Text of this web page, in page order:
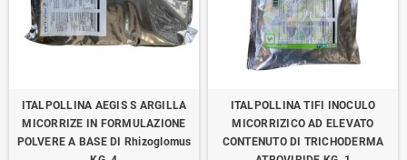
ITALPOLLINA AEGIS S ARGILLA
MICORRIZE IN FORMULAZIONE
POLVERE A BASE DI Rhizoglomus
ITALPOLLINA TIFI INOCULO
MICORRIZICO AD ELEVATO
CONTENUTO DI TRICHODERMA